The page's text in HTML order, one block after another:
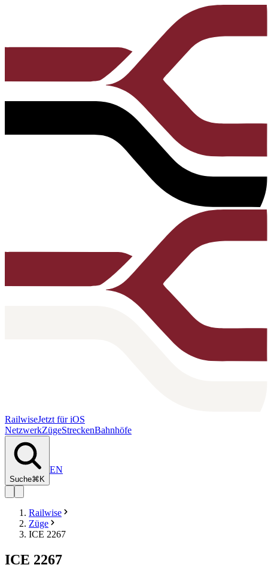
RailwiseJetzt für iOS
NetzwerkZügeStreckenBahnhöfe
Suche⌘K
EN
Railwise
Züge
ICE 2267
ICE 2267